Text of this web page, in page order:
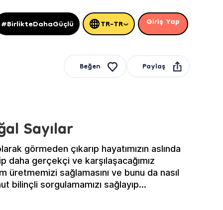
#BirlikteDahaGüçlü TR-TR Giriş Yap
Beğen
Paylaş
Sayılar
görmeden çıkarıp hayatımızın aslında
daha gerçekçi ve karşılaşacağımız
üretmemizi sağlamasını ve bunu da nasıl
bilinçli sorgulamamızı sağlayıp